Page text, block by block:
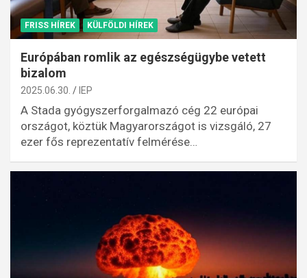
FRISS HÍREK KÜLFÖLDI HÍREK
Európában romlik az egészségügybe vetett
bizalom
2025.06.30. IEP
A Stada gyógyszerforgalmazó cég 22 európai
országot, köztük Magyarországot is vizsgáló, 27
ezer fős reprezentatív felmérése…